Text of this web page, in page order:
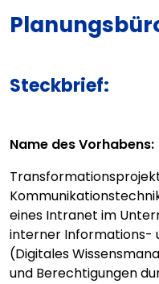
Steckbrief:
Name des Vorhabens:
eines Intranet im
interner Informations-
(Digitales
und Berechtigungen